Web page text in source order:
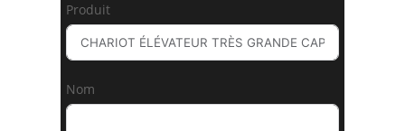
Produit
Nom